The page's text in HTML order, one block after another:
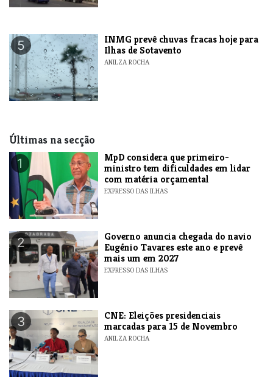
5
INMG prevê chuvas fracas hoje para
Ilhas de Sotavento
ANILZA ROCHA
Últimas na secção
1
MpD considera que primeiro-
ministro tem dificuldades em lidar
com matéria orçamental
EXPRESSO DAS ILHAS
2
Governo anuncia chegada do navio
Eugénio Tavares este ano e prevê
mais um em 2027
EXPRESSO DAS ILHAS
3
CNE: Eleições presidenciais
marcadas para 15 de Novembro
ANILZA ROCHA